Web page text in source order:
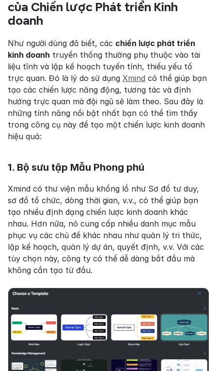
của Chiến lược Phát triển Kinh
doanh
Như người dùng đã biết, các chiến lược phát triển
kinh doanh truyền thống thường phụ thuộc vào tài
liệu tĩnh và lập kế hoạch tuyến tính, thiếu yếu tố
trực quan. Đó là lý do sử dụng Xmind có thể giúp bạn
tạo các chiến lược năng động, tương tác và định
hướng trực quan mà đội ngũ sẽ làm theo. Sau đây là
những tính năng nổi bật nhất bạn có thể tìm thấy
trong công cụ này để tạo một chiến lược kinh doanh
hiệu quả:
1. Bộ sưu tập Mẫu Phong phú
Xmind có thư viện mẫu khổng lồ như Sơ đồ tư duy,
sơ đồ tổ chức, dòng thời gian, v.v., có thể giúp bạn
tạo nhiều định dạng chiến lược kinh doanh khác
nhau. Hơn nữa, nó cung cấp nhiều danh mục mẫu
phục vụ các chủ đề khác nhau như quản lý tri thức,
lập kế hoạch, quản lý dự án, quyết định, v.v. Với các
tùy chọn này, công ty có thể dễ dàng bắt đầu mà
không cần tạo từ đầu.